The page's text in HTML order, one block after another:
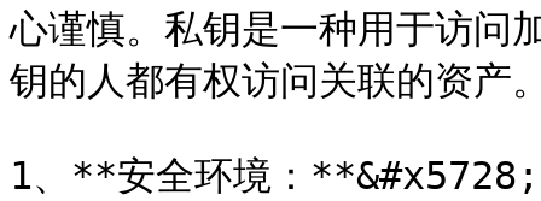
心谨慎。私钥是一种用于访问
钥的人都有权访问关联的资产
1、**安全环境：**&#x5728;